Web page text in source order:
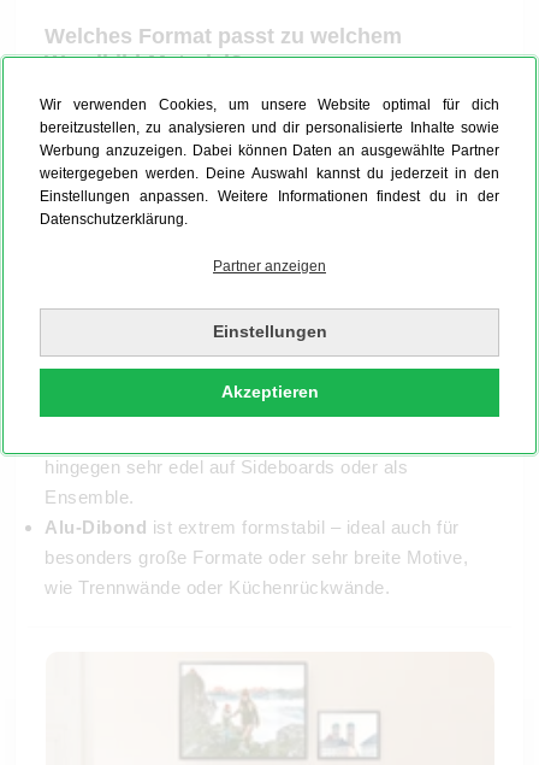
Wir verwenden Cookies, um unsere Website optimal für dich
bereitzustellen, zu analysieren und dir personalisierte Inhalte sowie
Werbung anzuzeigen. Dabei können Daten an ausgewählte Partner
weitergegeben werden. Deine Auswahl kannst du jederzeit in den
Einstellungen anpassen. Weitere Informationen findest du in der
Datenschutzerklärung.
Partner anzeigen
Einstellungen
Akzeptieren
Welches Format passt zu welchem
Wandbild-Material?
Die Wahl des richtigen Formats hat einen großen
Einfluss auf die Wirkung Deines Wandbilds. Jedes
Material bringt seine eigenen Stärken mit, wenn es
um Größen und Proportionen geht:
Postersind besonders flexibel: Sie eignen sich von
kleinen Formaten bis hin zu XXL-Größen.
mittlerem Format wie 60x80 cm.
punktet vor allem in größeren Formaten:
bei Panorama- oder Hochformaten ab ca. 70x100 cm
hingegen sehr edel auf Sideboards oder als
Ensemble.
Alu-Dibond ist extrem formstabil – ideal auch für
besonders große Formate oder sehr breite Motive,
wie Trennwände oder Küchenrückwände.